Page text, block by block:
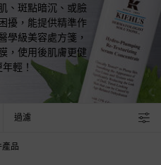
、斑點暗沉、或臉
擾，能提供精準作
學級美容處方箋，
，使用後肌膚更健
年輕！
過濾
FILTER MENU
產品